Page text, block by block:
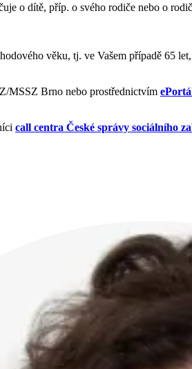
o dítě, příp. o svého rodiče nebo o
věku, tj. ve Vašem případě 65
MSSZ Brno nebo prostřednictvím
call centra České správy sociálního